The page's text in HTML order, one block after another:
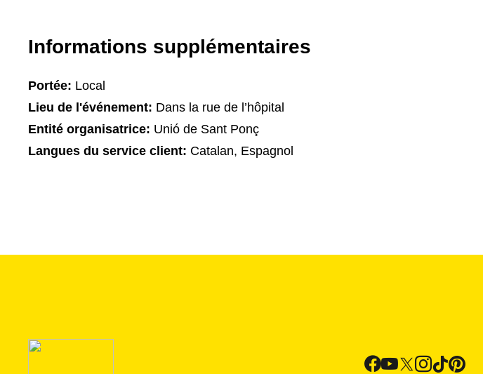
Informations supplémentaires
Portée: Local
Lieu de l'événement: Dans la rue de l’hôpital
Entité organisatrice: Unió de Sant Ponç
Langues du service client: Catalan, Espagnol